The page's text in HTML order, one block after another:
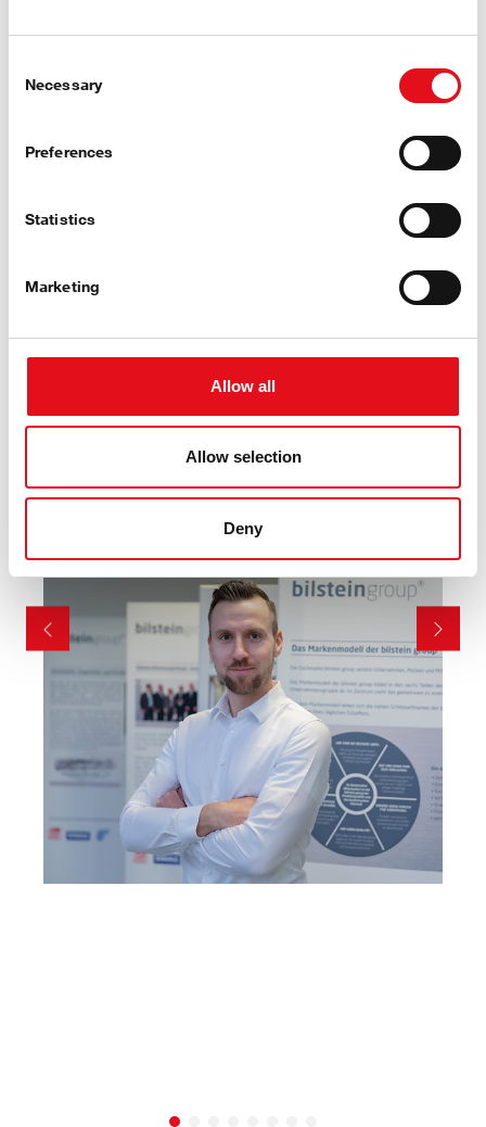
Selection
Necessary
Preferences
Statistics
Marketing
Allow all
Allow selection
Deny
свежда до навременното доставяне. Следим пулса
на пазара. Това означава, че трябва да разбираме
навременни изисквания ни движат. Работата в
продуктовия мениджмънт ми носи удоволствието
да водя проект от концепцията до пускането му на
пазара, и да видя кутия febi в склада или сервиза на
клиент, съдържаща артикул, към който съм
Development Manager
Commercial Vehicles / Off- Highway